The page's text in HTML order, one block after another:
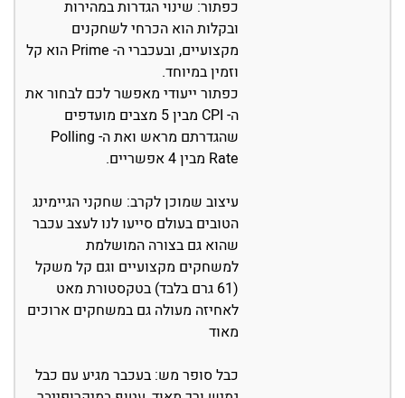
כפתור: שינוי הגדרות במהירות
ובקלות הוא הכרחי לשחקנים
מקצועיים, ובעכברי ה- Prime הוא קל
וזמין במיוחד.
כפתור ייעודי מאפשר לכם לבחור את
ה- CPI מבין 5 מצבים מועדפים
שהגדרתם מראש ואת ה- Polling
Rate מבין 4 אפשריים.
עיצוב שמוכן לקרב: שחקני הגיימינג
הטובים בעולם סייעו לנו לעצב עכבר
שהוא גם בצורה המושלמת
למשחקים מקצועיים וגם קל משקל
(61 גרם בלבד) בטקסטורת מאט
לאחיזה מעולה גם במשחקים ארוכים
מאוד
כבל סופר מש: בעכבר מגיע עם כבל